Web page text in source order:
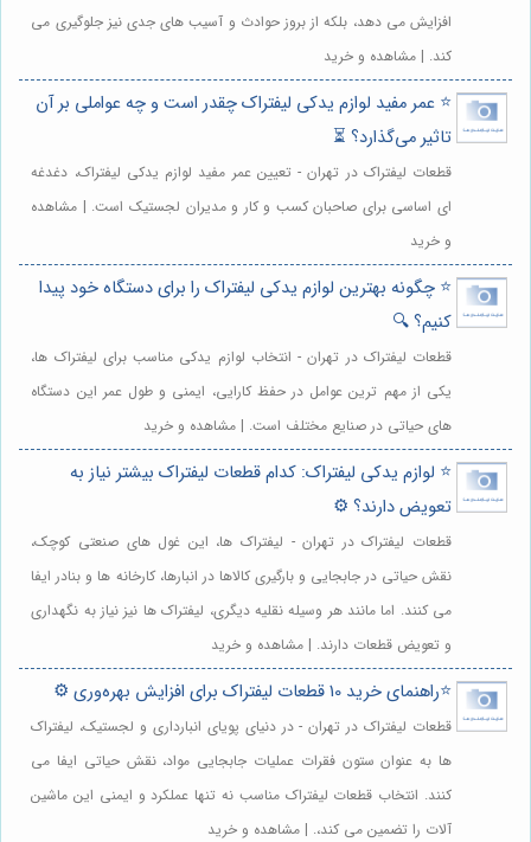
افزایش می دهد، بلکه از بروز حوادث و آسیب های جدی نیز جلوگیری می
کند. | مشاهده و خرید
⭐️ عمر مفید لوازم یدکی لیفتراک چقدر است و چه عواملی بر آن
تاثیر می‌گذارد؟ ⏳
قطعات لیفتراک در تهران - تعیین عمر مفید لوازم یدکی لیفتراک، دغدغه
ای اساسی برای صاحبان کسب و کار و مدیران لجستیک است. | مشاهده
و خرید
⭐️ چگونه بهترین لوازم یدکی لیفتراک را برای دستگاه خود پیدا
کنیم؟ 🔍
قطعات لیفتراک در تهران - انتخاب لوازم یدکی مناسب برای لیفتراک ها،
یکی از مهم ترین عوامل در حفظ کارایی، ایمنی و طول عمر این دستگاه
های حیاتی در صنایع مختلف است. | مشاهده و خرید
⭐️ لوازم یدکی لیفتراک: کدام قطعات لیفتراک بیشتر نیاز به
تعویض دارند؟ ⚙️
قطعات لیفتراک در تهران - لیفتراک ها، این غول های صنعتی کوچک،
نقش حیاتی در جابجایی و بارگیری کالاها در انبارها، کارخانه ها و بنادر ایفا
می کنند. اما مانند هر وسیله نقلیه دیگری، لیفتراک ها نیز نیاز به نگهداری
و تعویض قطعات دارند. | مشاهده و خرید
⭐️راهنمای خرید 10 قطعات لیفتراک برای افزایش بهره‌وری ⚙️
قطعات لیفتراک در تهران - در دنیای پویای انبارداری و لجستیک، لیفتراک
ها به عنوان ستون فقرات عملیات جابجایی مواد، نقش حیاتی ایفا می
کنند. انتخاب قطعات لیفتراک مناسب نه تنها عملکرد و ایمنی این ماشین
آلات را تضمین می کند،. | مشاهده و خرید